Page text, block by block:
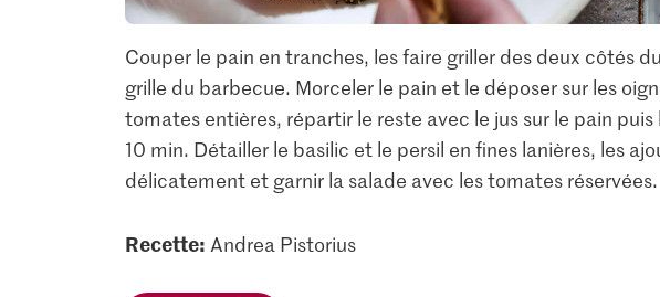
Couper le pain en tranches, les faire griller des deux côtés
grille du barbecue. Morceler le pain et le déposer sur les
tomates entières, répartir le reste avec le jus sur le pain puis
10 min. Détailler le basilic et le persil en fines lanières, les
délicatement et garnir la salade avec les tomates réservées.
Recette: Andrea Pistorius